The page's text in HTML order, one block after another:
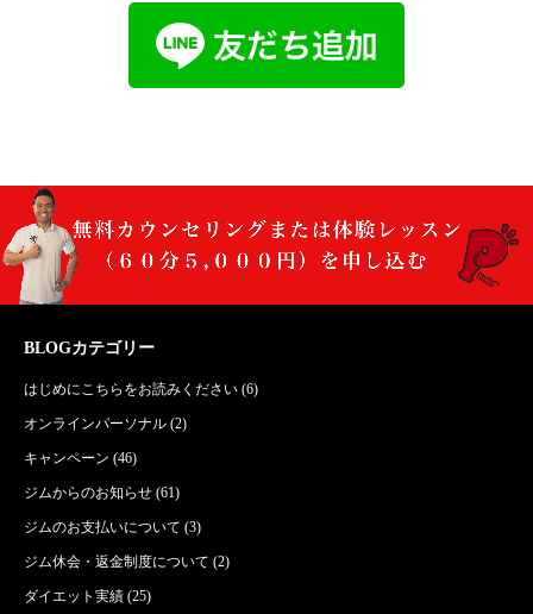
BLOGカテゴリー
はじめにこちらをお読みください (6)
オンラインパーソナル (2)
キャンペーン (46)
ジムからのお知らせ (61)
ジムのお支払いについて (3)
ジム休会・返金制度について (2)
ダイエット実績 (25)